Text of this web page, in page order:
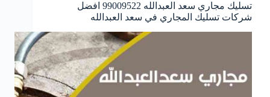
تسليك مجاري سعد العبدالله 99009522 افضل
شركات تسليك المجاري في سعد العبدالله